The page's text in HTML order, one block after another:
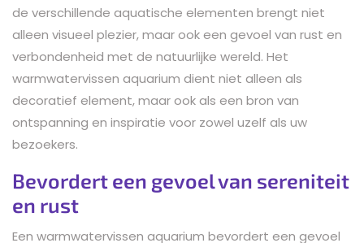
de verschillende aquatische elementen brengt niet
alleen visueel plezier, maar ook een gevoel van rust en
verbondenheid met de natuurlijke wereld. Het
warmwatervissen aquarium dient niet alleen als
decoratief element, maar ook als een bron van
ontspanning en inspiratie voor zowel uzelf als uw
bezoekers.
Bevordert een gevoel van sereniteit
en rust
Een warmwatervissen aquarium bevordert een gevoel